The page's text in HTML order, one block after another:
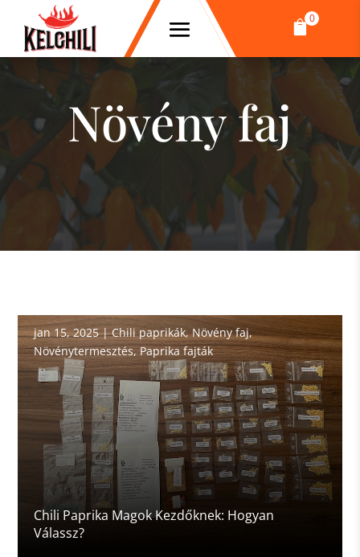
0

Növény faj
Chili Paprika Magok Kezdőknek: Hogyan
Válassz?
jan 15, 2025|Chili paprikák,Növény faj,
Növénytermesztés,Paprika fajták